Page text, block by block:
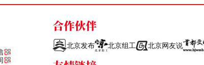
合作伙伴
北京发布 北京组工 北京网友说